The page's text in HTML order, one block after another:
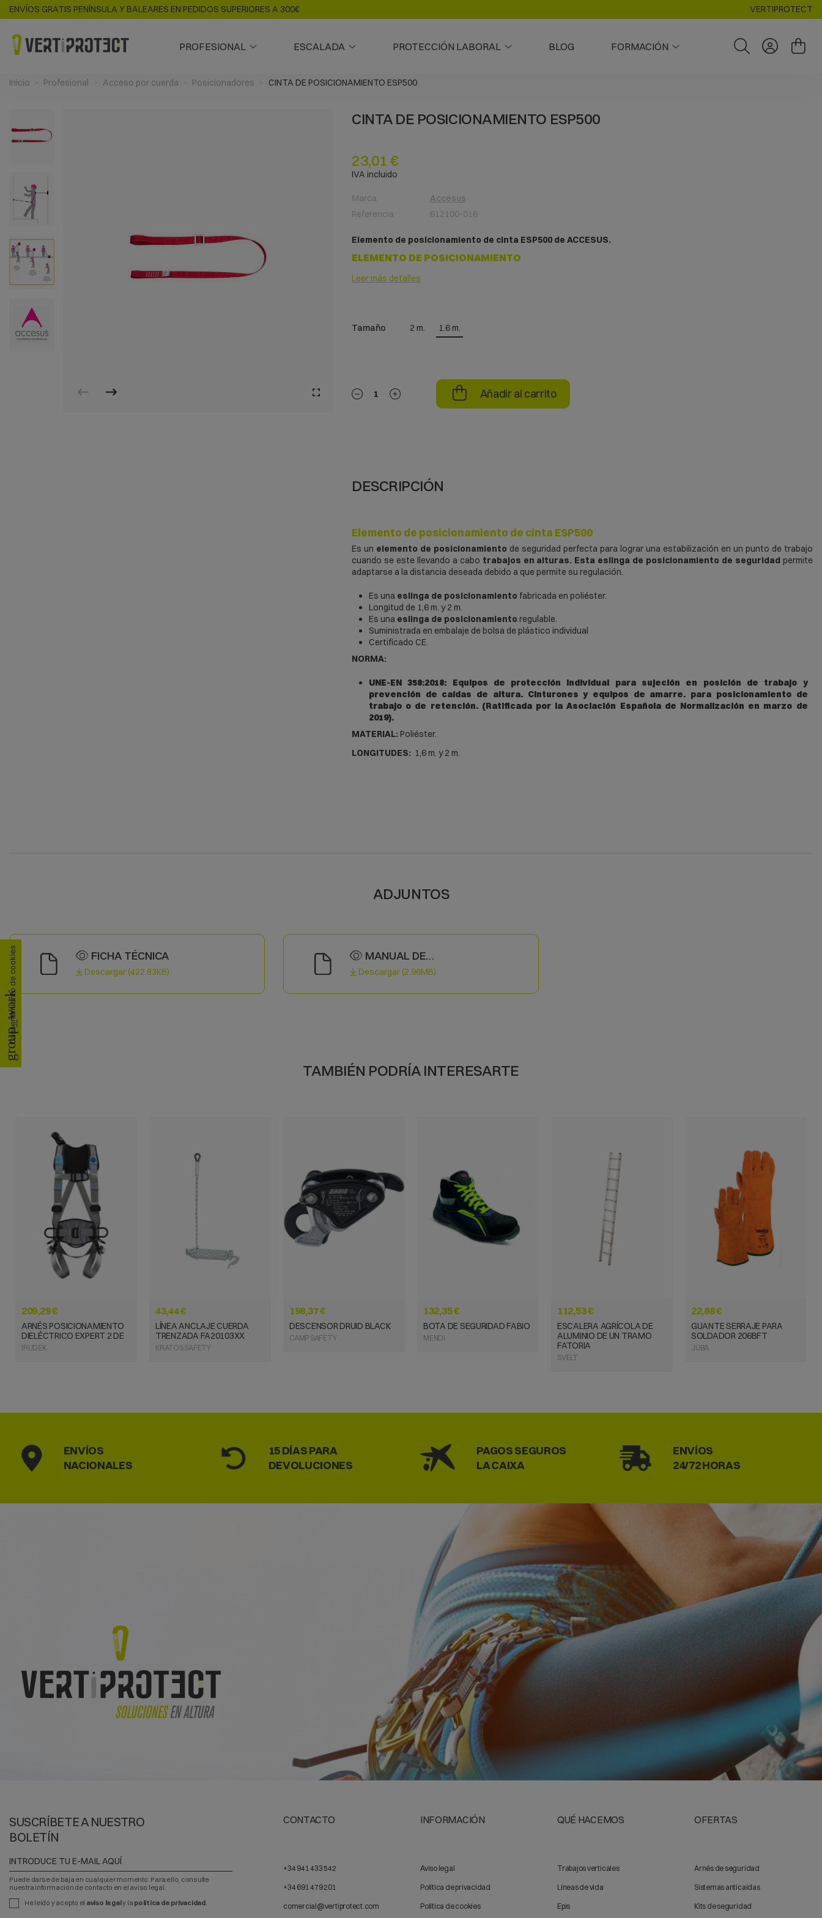
ENVÍOS GRATIS PENÍNSULA Y BALEARES EN PEDIDOS SUPERIORES A 300€ VERTIPROTECT
PROFESIONAL ESCALADA PROTECCIÓN LABORAL BLOG FORMACIÓN
Inicio Profesional Acceso por cuerda Posicionadores CINTA DE POSICIONAMIENTO ESP500
CINTA DE POSICIONAMIENTO ESP500
23,01 €
IVA incluido
Marca
Accesus
Referencia
612100-016
Elemento de posicionamiento de cinta ESP500 de ACCESUS.
ELEMENTO DE POSICIONAMIENTO
Leer más detalles
Tamaño 2 m. 1.6 m.
Añadir al carrito
DESCRIPCIÓN
Elemento de posicionamiento de cinta ESP500
Es un elemento de posicionamiento de seguridad perfecta para lograr una estabilización en un punto de trabajo
cuando se este llevando a cabo trabajos en alturas. Esta eslinga de posicionamiento de seguridad permite
adaptarse a la distancia deseada debido a que permite su regulación.
Es una eslinga de posicionamiento fabricada en poliéster.
Longitud de 1,6 m. y 2 m.
Es una eslinga de posicionamiento regulable.
Suministrada en embalaje de bolsa de plástico individual
Certificado CE.
NORMA:
UNE-EN 358:2018: Equipos de protección individual para sujeción en posición de trabajo y
prevención de caídas de altura. Cinturones y equipos de amarre. para posicionamiento de
trabajo o de retención. (Ratificada por la Asociación Española de Normalización en marzo de
2019).
MATERIAL: Poliéster.
LONGITUDES: 1,6 m. y 2 m.
ADJUNTOS
FICHA TÉCNICA
Descargar (422.83KB)
MANUAL DE
INSTRUCCIONES
Descargar (2.96MB)
TAMBIÉN PODRÍA INTERESARTE
VISTA RÁPIDA
209,29 €
ARNÉS POSICIONAMIENTO
DIELÉCTRICO EXPERT 2 DE
IRUDEK
VISTA RÁPIDA
43,44 €
LÍNEA ANCLAJE CUERDA
TRENZADA FA20103XX
KRATOS SAFETY
VISTA RÁPIDA
198,37 €
DESCENSOR DRUID BLACK
CAMP SAFETY
VISTA RÁPIDA
132,35 €
BOTA DE SEGURIDAD FABIO
MENDI
VISTA RÁPIDA
112,53 €
ESCALERA AGRÍCOLA DE
ALUMINIO DE UN TRAMO
FATORIA
SVELT
VISTA RÁPIDA
22,88 €
GUANTE SERRAJE PARA
SOLDADOR 206BFT
JUBA
ENVÍOS
NACIONALES
15 DÍAS PARA
DEVOLUCIONES
PAGOS SEGUROS
LA CAIXA
ENVÍOS
24/72 HORAS
SUSCRÍBETE A NUESTRO
BOLETÍN
Puede darse de baja en cualquier momento. Para ello, consulte
nuestra información de contacto en el aviso legal.
He leído y acepto el aviso legaly la política de privacidad.
CONTACTO
+34 941 433 542
+34 691 479 201
comercial@vertiprotect.com
INFORMACIÓN
Aviso legal
Política de privacidad
Política de cookies
QUÉ HACEMOS
Trabajos verticales
Líneas de vida
Epis
OFERTAS
Arnés de seguridad
Sistemas anticaídas
Kits de seguridad
group_work
Consentimiento de cookies